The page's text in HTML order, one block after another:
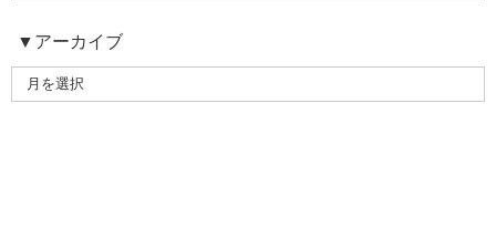
▼アーカイブ